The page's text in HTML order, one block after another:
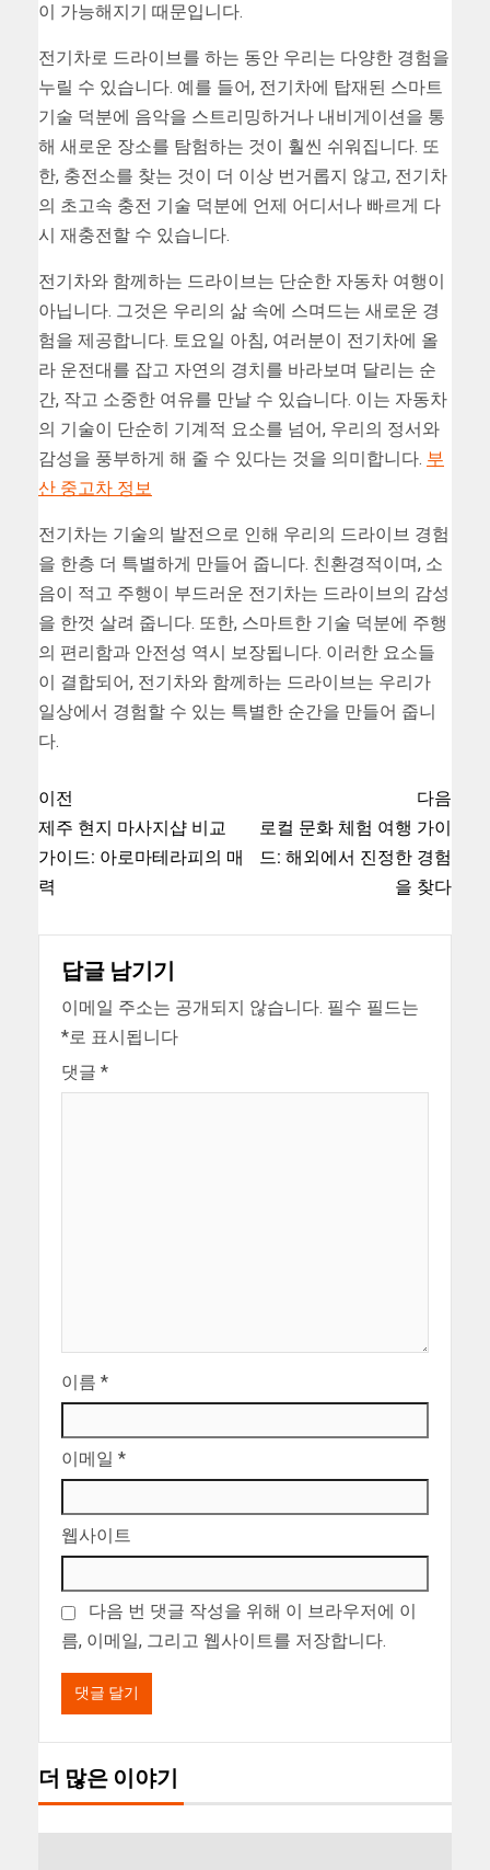
이 가능해지기 때문입니다.
전기차로 드라이브를 하는 동안 우리는 다양한 경험을
누릴 수 있습니다. 예를 들어, 전기차에 탑재된 스마트
기술 덕분에 음악을 스트리밍하거나 내비게이션을 통
해 새로운 장소를 탐험하는 것이 훨씬 쉬워집니다. 또
한, 충전소를 찾는 것이 더 이상 번거롭지 않고, 전기차
의 초고속 충전 기술 덕분에 언제 어디서나 빠르게 다
시 재충전할 수 있습니다.
전기차와 함께하는 드라이브는 단순한 자동차 여행이
아닙니다. 그것은 우리의 삶 속에 스며드는 새로운 경
험을 제공합니다. 토요일 아침, 여러분이 전기차에 올
라 운전대를 잡고 자연의 경치를 바라보며 달리는 순
간, 작고 소중한 여유를 만날 수 있습니다. 이는 자동차
의 기술이 단순히 기계적 요소를 넘어, 우리의 정서와
감성을 풍부하게 해 줄 수 있다는 것을 의미합니다. 부
산 중고차 정보
전기차는 기술의 발전으로 인해 우리의 드라이브 경험
을 한층 더 특별하게 만들어 줍니다. 친환경적이며, 소
음이 적고 주행이 부드러운 전기차는 드라이브의 감성
을 한껏 살려 줍니다. 또한, 스마트한 기술 덕분에 주행
의 편리함과 안전성 역시 보장됩니다. 이러한 요소들
이 결합되어, 전기차와 함께하는 드라이브는 우리가
일상에서 경험할 수 있는 특별한 순간을 만들어 줍니
다.
이전
제주 현지 마사지샵 비교
가이드: 아로마테라피의 매
력
다음
로컬 문화 체험 여행 가이
드: 해외에서 진정한 경험
을 찾다
답글 남기기
이메일 주소는 공개되지 않습니다. 필수 필드는
*로 표시됩니다
댓글 *
이름 *
이메일 *
웹사이트
다음 번 댓글 작성을 위해 이 브라우저에 이
름, 이메일, 그리고 웹사이트를 저장합니다.
더 많은 이야기